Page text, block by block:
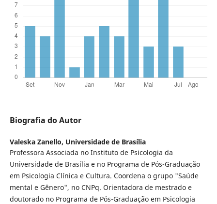
Biografia do Autor
Valeska Zanello, Universidade de Brasília
Professora Associada no Instituto de Psicologia da
Universidade de Brasília e no Programa de Pós-Graduação
em Psicologia Clínica e Cultura. Coordena o grupo "Saúde
mental e Gênero", no CNPq. Orientadora de mestrado e
doutorado no Programa de Pós-Graduação em Psicologia